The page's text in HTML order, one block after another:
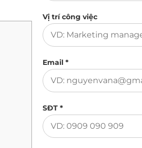
Vị trí công việc
Email *
SĐT *